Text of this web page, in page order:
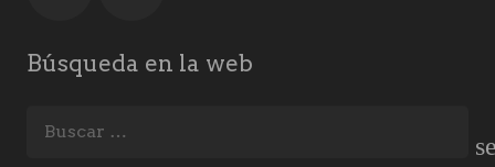
Búsqueda en la web